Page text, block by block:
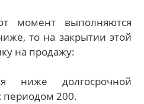
момент выполняются
то на закрытии этой
на продажу:
ниже долгосрочной
периодом 200.